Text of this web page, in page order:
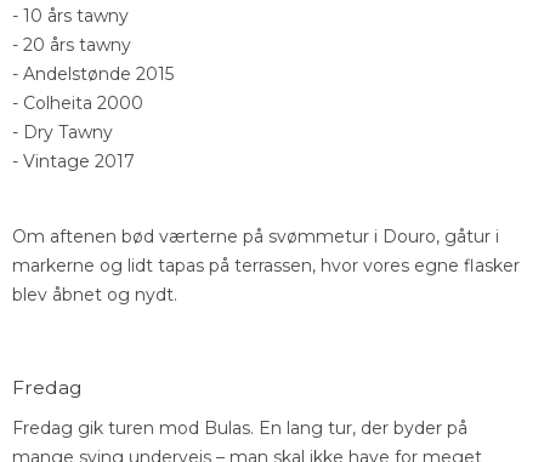
- 10 års tawny
- 20 års tawny
- Andelstønde 2015
- Colheita 2000
- Dry Tawny
- Vintage 2017
Om aftenen bød værterne på svømmetur i Douro, gåtur i
markerne og lidt tapas på terrassen, hvor vores egne flasker
blev åbnet og nydt.
Fredag
Fredag gik turen mod Bulas. En lang tur, der byder på